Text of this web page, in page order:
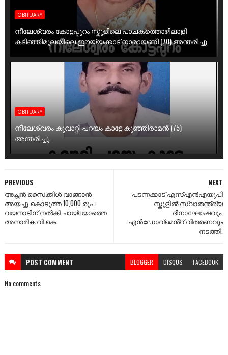
OBITUARY
നീലേശ്വരം കോട്ടപ്പുറം സ്കൂളിലെ പാചകത്തൊഴിലാളി
കടിഞ്ഞിമൂലയിലെ ഈയ്യക്കാട് നാരായണി (70) അന്തരിച്ചു
OBITUARY
നീലേശ്വരം കൂവാറ്റി പറയം കാട്ടേ കുഞ്ഞിരാമൻ (75)
അന്തരിച്ചു.
NEXT
പടന്നക്കാട് എസ്എൻഎയുപി
സ്കൂളിൽ സ്വാതന്ത്ര്യ
ദിനാഘോഷവും,
എൻഡോവ്മെൻ്റ് വിതരണവും
നടത്തി.
PREVIOUS
അച്ഛൻ സൈക്കിൾ വാങ്ങാൻ
അയച്ചു കൊടുത്ത 10,000 രൂപ
വയനാടിന് നൽകി ചായ്യോത്തെ
അനാമിക.വി.കെ.
POST COMMENT BLOGGER DISQUS FACEBOOK
No comments